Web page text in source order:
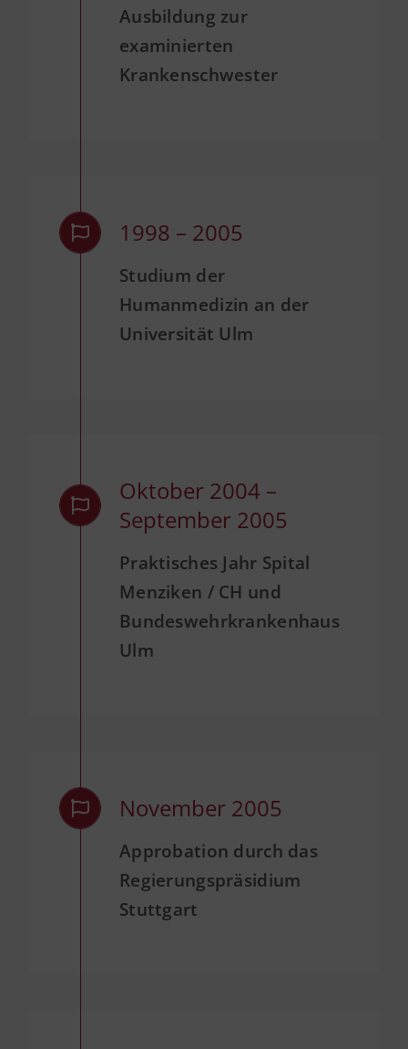
Ausbildung zur
examinierten
Krankenschwester
1998 – 2005
Studium der
Humanmedizin an der
Universität Ulm
Oktober 2004 –
September 2005
Praktisches Jahr Spital
Menziken / CH und
Bundeswehrkrankenhaus
Ulm
November 2005
Approbation durch das
Regierungspräsidium
Stuttgart